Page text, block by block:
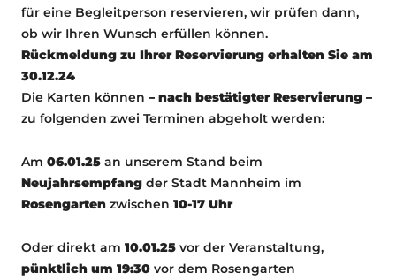
für eine Begleitperson reservieren, wir prüfen dann,
ob wir Ihren Wunsch erfüllen können.
Rückmeldung zu Ihrer Reservierung erhalten Sie am
30.12.24
Die Karten können – nach bestätigter Reservierung –
zu folgenden zwei Terminen abgeholt werden:
Am 06.01.25 an unserem Stand beim
Neujahrsempfang der Stadt Mannheim im
Rosengarten zwischen 10-17 Uhr
Oder direkt am 10.01.25 vor der Veranstaltung,
pünktlich um 19:30 vor dem Rosengarten